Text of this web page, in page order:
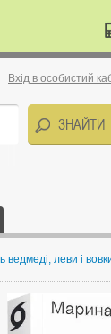
Вхід в особистий
леви і